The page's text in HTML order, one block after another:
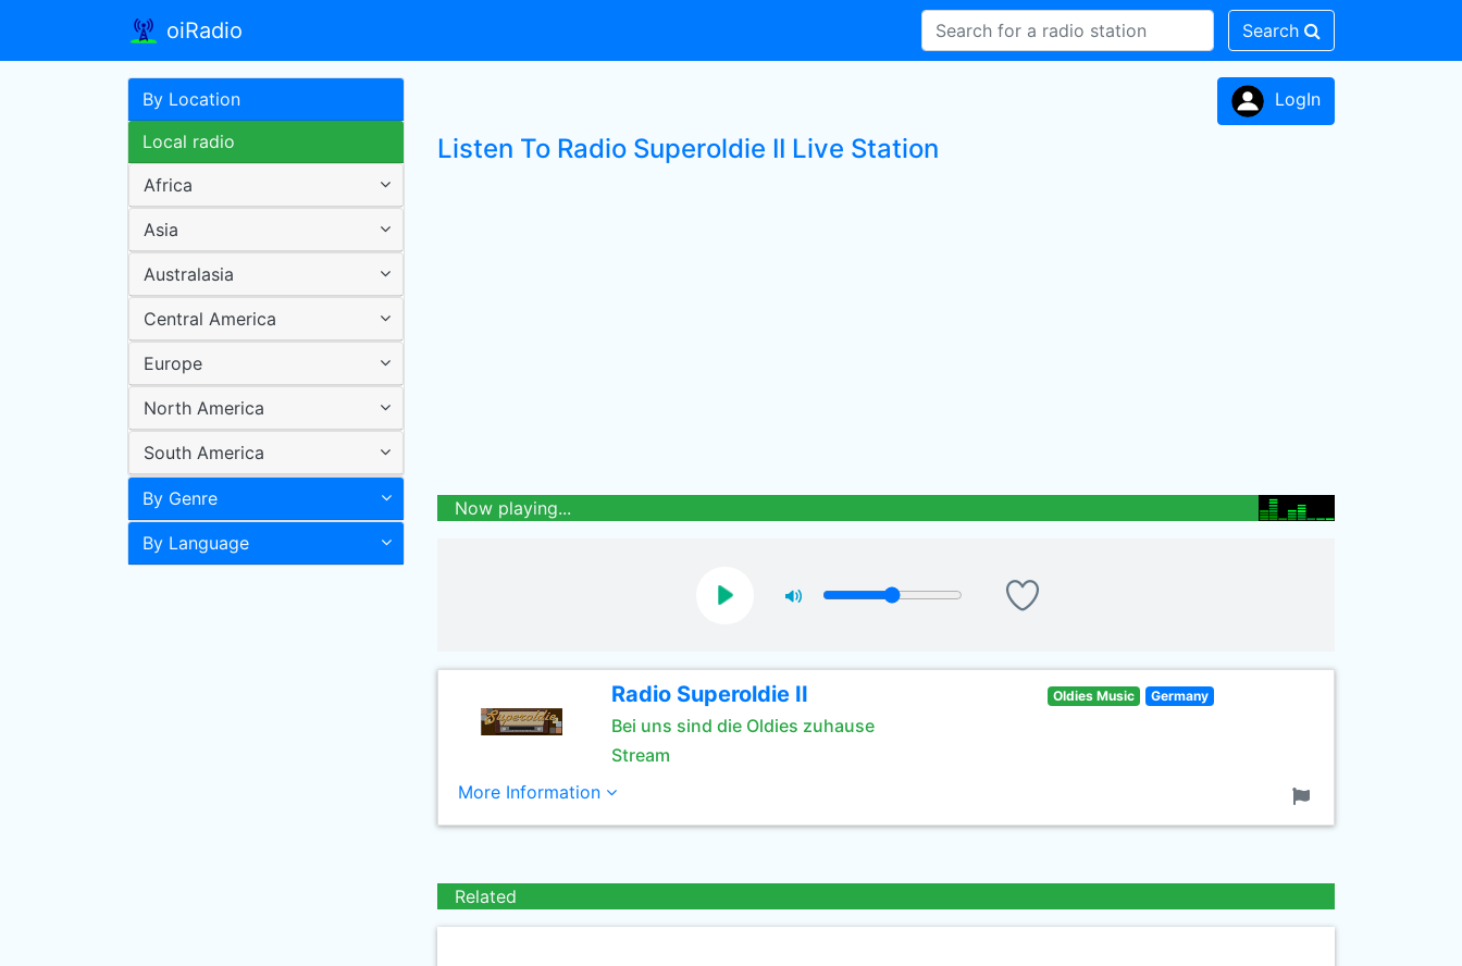
oiRadio Search
By Location
Local radio
Africa
Asia
Australasia
Central America
Europe
North America
South America
By Genre
By Language
LogIn
Listen To Radio Superoldie II Live Station
Now playing...
Radio Superoldie II
Bei uns sind die Oldies zuhause
Stream
Oldies Music Germany
More Information
Related